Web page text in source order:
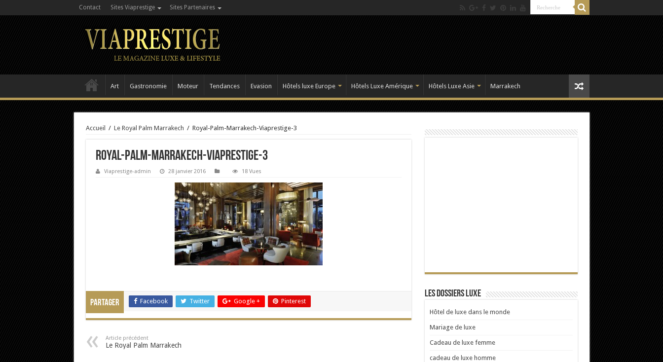
Contact Sites Viaprestige Sites Partenaires
Art Gastronomie Moteur Tendances Evasion Hôtels luxe Europe Hôtels Luxe Amérique Hôtels Luxe Asie Marrakech
Accueil / Le Royal Palm Marrakech / Royal-Palm-Marrakech-Viaprestige-3
Royal-Palm-Marrakech-Viaprestige-3
Viaprestige-admin 28 janvier 2016 18 Vues
Partager Facebook Twitter Google + Pinterest
Article précédent
Le Royal Palm Marrakech
Les dossiers Luxe
Hôtel de luxe dans le monde
Mariage de luxe
Cadeau de luxe femme
cadeau de luxe homme